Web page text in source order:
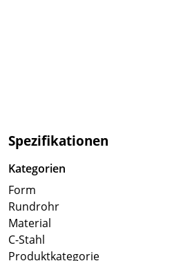
Spezifikationen
Kategorien
Form
Rundrohr
Material
C-Stahl
Produktkategorie